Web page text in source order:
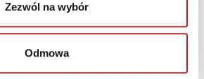
Zezwól na wybór
Odmowa
zobacz więcej
TOP 100